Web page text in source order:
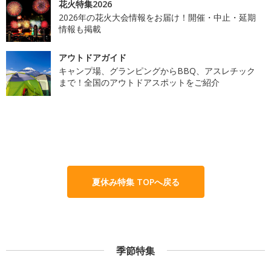
花火特集2026
2026年の花火大会情報をお届け！開催・中止・延期
情報も掲載
アウトドアガイド
キャンプ場、グランピングからBBQ、アスレチック
まで！全国のアウトドアスポットをご紹介
夏休み特集 TOPへ戻る
季節特集